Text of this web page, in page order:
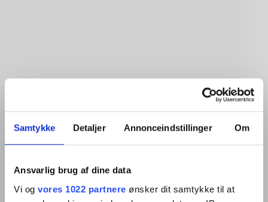
Samtykke Detaljer Annonceindstillinger Om
Ansvarlig brug af dine data
Vi og vores 1022 partnere ønsker dit samtykke til at